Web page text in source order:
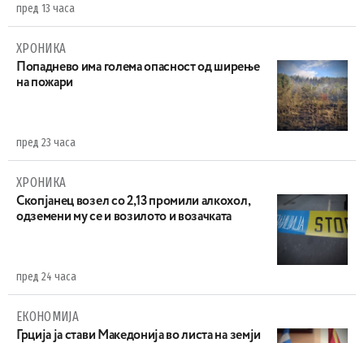
пред 13 часа
ХРОНИКА
Попаднево има голема опасност од ширење
на пожари
пред 23 часа
ХРОНИКА
Скопјанец возел со 2,13 промили алкохол,
одземени му се и возилото и возачката
пред 24 часа
ЕКОНОМИЈА
Грција ја стави Македонија во листа на земји